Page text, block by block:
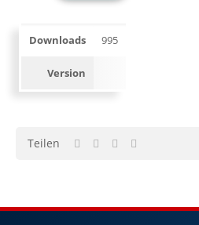
Downloads 995
Version
Teilen